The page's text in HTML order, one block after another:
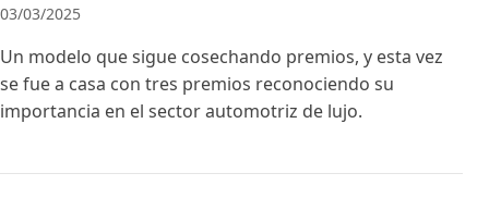
03/03/2025
Un modelo que sigue cosechando premios, y esta vez
se fue a casa con tres premios reconociendo su
importancia en el sector automotriz de lujo.